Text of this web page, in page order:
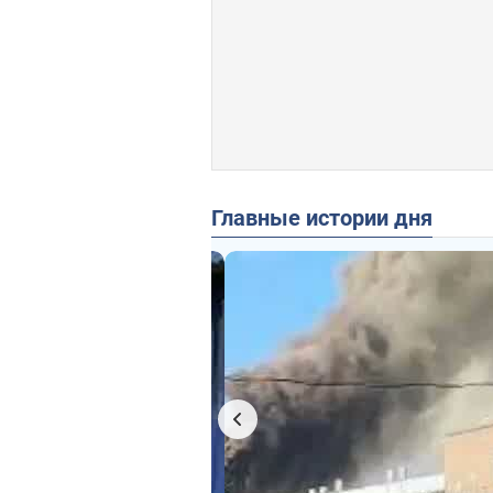
Главные истории дня